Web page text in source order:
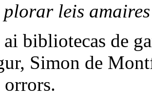
leis
bibliotecas de
Simon de
orrors.